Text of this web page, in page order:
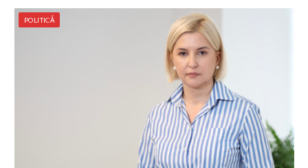
POLITICĂ